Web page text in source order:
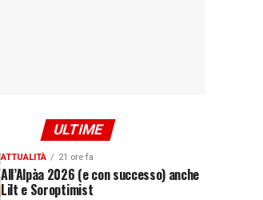
ULTIME
ATTUALITÀ 21 ore fa
All’Alpàa 2026 (e con successo) anche
Lilt e Soroptimist